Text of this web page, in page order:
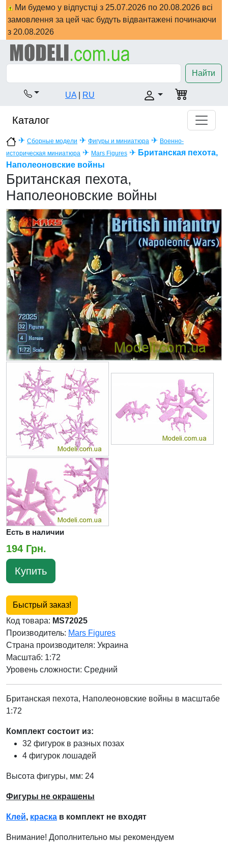
Ми будемо у відпустці з 25.07.2026 по 20.08.2026 всі
замовлення за цей час будуть відвантажені починаючи
з 20.08.2026
Найти
UA RU
Каталог
✈ Сборные модели ✈ Фигуры и миниатюра ✈ Военно-
историческая миниатюра ✈ Mars Figures ✈ Британская пехота,
Наполеоновские войны
Британская пехота,
Наполеоновские войны
Есть в наличии
194 Грн.
Купить
Быстрый заказ!
Код товара: MS72025
Производитель: Mars Figures
Страна производителя: Украина
Масштаб: 1:72
Уровень сложности: Cредний
Британская пехота, Наполеоновские войны в масштабе
1:72
Комплект состоит из:
32 фигурок в разных позах
4 фигурок лошадей
Высота фигуры, мм: 24
Фигуры не окрашены
Клей, краска в комплект не входят
Внимание! Дополнительно мы рекомендуем